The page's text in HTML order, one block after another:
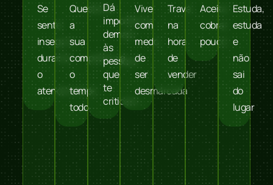
Se
sente
insegura
durante
o
atendimento
Questiona
a
sua
competência
o
tempo
todo
Dá
importância
demais
às
pessoas
que
te
criticam
Vive
com
medo
de
ser
desmarcada
Trava
na
hora
de
vender
Aceita
cobrar
pouco
Estuda,
estuda
e
não
sai
do
lugar